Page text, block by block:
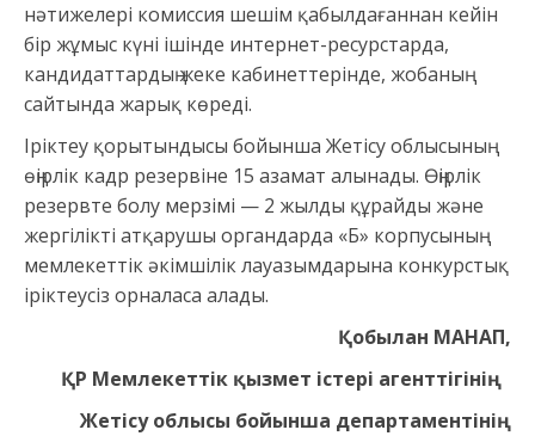
нәтижелері комиссия шешім қабылдағаннан кейін
бір жұмыс күні ішінде интернет-ресурстарда,
кандидаттардың жеке кабинеттерінде, жобаның
сайтында жарық көреді.
Іріктеу қорытындысы бойынша Жетісу облысының
өңірлік кадр резервіне 15 азамат алынады. Өңірлік
резервте болу мерзімі — 2 жылды құрайды және
жергілікті атқарушы органдарда «Б» корпусының
мемлекеттік әкімшілік лауазымдарына конкурстық
іріктеусіз орналаса алады.
Қобылан МАНАП,
ҚР Мемлекеттік қызмет істері агенттігінің
Жетісу облысы бойынша департаментінің